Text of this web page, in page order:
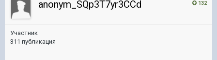
132
anonym_SQp3T7yr3CCd
Участник
311 публикация